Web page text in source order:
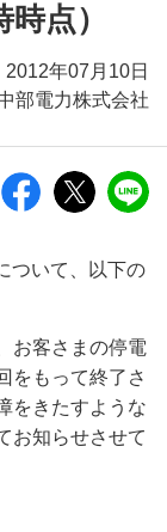
点）
2012年07月10日
部電力株式会社
ついて、以下の
お客さまの停電
をもって終了さ
をきたすような
お知らせさせて